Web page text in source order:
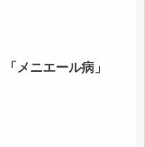
「メニエール病」